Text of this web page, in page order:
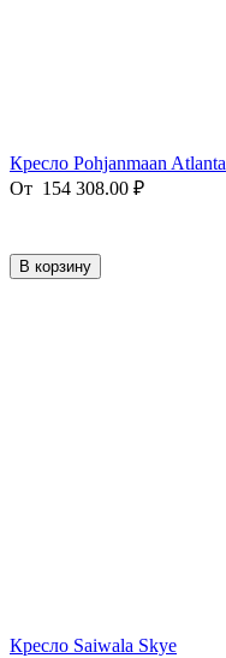
Кресло Pohjanmaan Atlanta
От 154 308.00 ₽
В корзину
Кресло Saiwala Skye